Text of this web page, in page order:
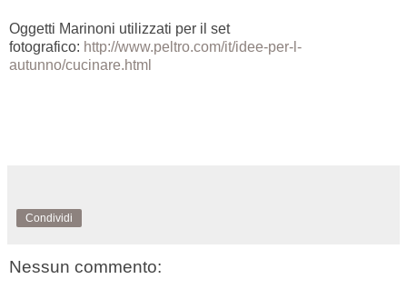
Oggetti Marinoni utilizzati per il set
fotografico: http://www.peltro.com/it/idee-per-l-
autunno/cucinare.html
Condividi
Nessun commento: